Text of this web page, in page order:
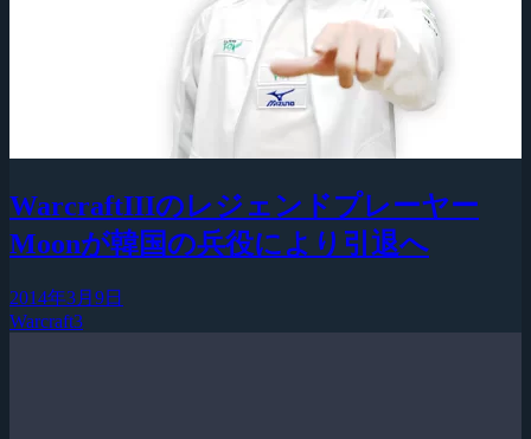
WarcraftIIIのレジェンドプレーヤー
Moonが韓国の兵役により引退へ
2014年3月9日
Warcraft3